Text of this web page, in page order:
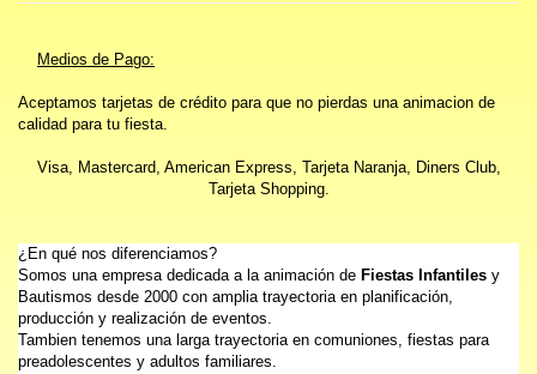
Medios de Pago:
Aceptamos tarjetas de crédito para que no pierdas una animacion de
calidad para tu fiesta.
Visa, Mastercard, American Express, Tarjeta Naranja, Diners Club,
Tarjeta Shopping.
¿En qué nos diferenciamos?
Somos una empresa dedicada a la animación de Fiestas Infantiles y
Bautismos desde 2000 con amplia trayectoria en planificación,
producción y realización de eventos.
Tambien tenemos una larga trayectoria en comuniones, fiestas para
preadolescentes y adultos familiares.